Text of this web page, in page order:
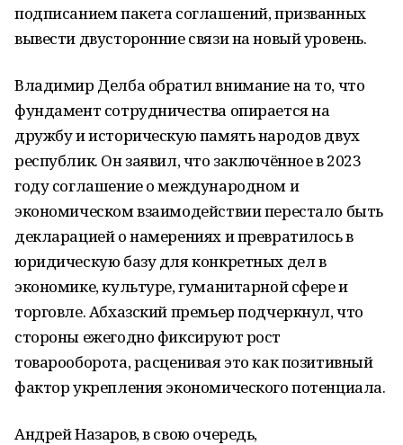
подписанием пакета соглашений, призванных
вывести двусторонние связи на новый уровень.
Владимир Делба обратил внимание на то, что
фундамент сотрудничества опирается на
дружбу и историческую память народов двух
республик. Он заявил, что заключённое в 2023
году соглашение о международном и
экономическом взаимодействии перестало быть
декларацией о намерениях и превратилось в
юридическую базу для конкретных дел в
экономике, культуре, гуманитарной сфере и
торговле. Абхазский премьер подчеркнул, что
стороны ежегодно фиксируют рост
товарооборота, расценивая это как позитивный
фактор укрепления экономического потенциала.
Андрей Назаров, в свою очередь,